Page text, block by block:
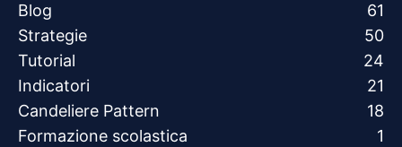
Blog
61
Strategie
50
Tutorial
24
Indicatori
21
Candeliere Pattern
18
Formazione scolastica
1